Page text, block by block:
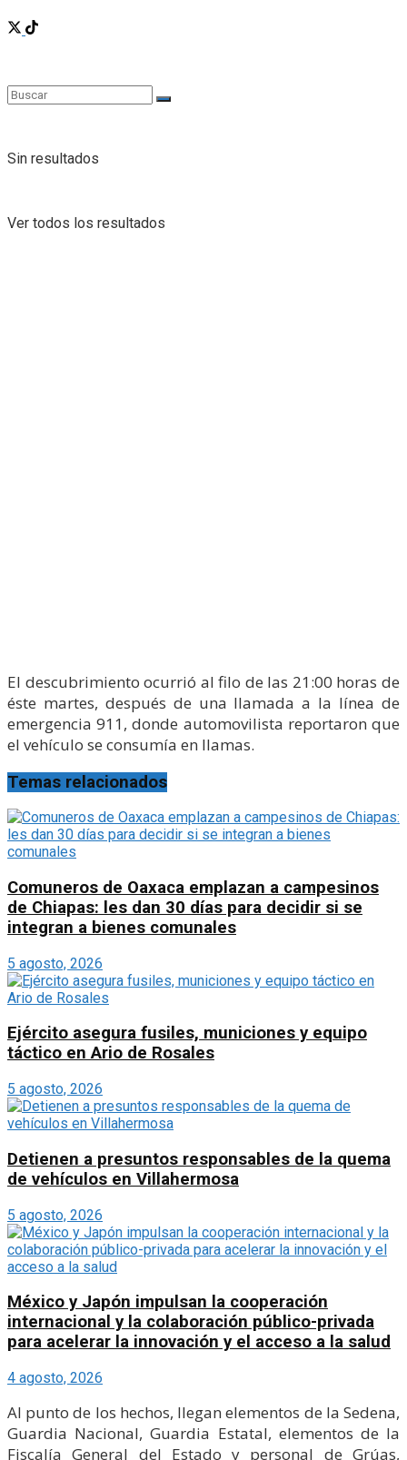
Sin resultados
Ver todos los resultados
El descubrimiento ocurrió al filo de las 21:00 horas de
éste martes, después de una llamada a la línea de
emergencia 911, donde automovilista reportaron que
el vehículo se consumía en llamas.
Temas relacionados
Comuneros de Oaxaca emplazan a campesinos
de Chiapas: les dan 30 días para decidir si se
integran a bienes comunales
5 agosto, 2026
Ejército asegura fusiles, municiones y equipo
táctico en Ario de Rosales
5 agosto, 2026
Detienen a presuntos responsables de la quema
de vehículos en Villahermosa
5 agosto, 2026
México y Japón impulsan la cooperación
internacional y la colaboración público-privada
para acelerar la innovación y el acceso a la salud
4 agosto, 2026
Al punto de los hechos, llegan elementos de la Sedena,
Guardia Nacional, Guardia Estatal, elementos de la
Fiscalía General del Estado y personal de Grúas,